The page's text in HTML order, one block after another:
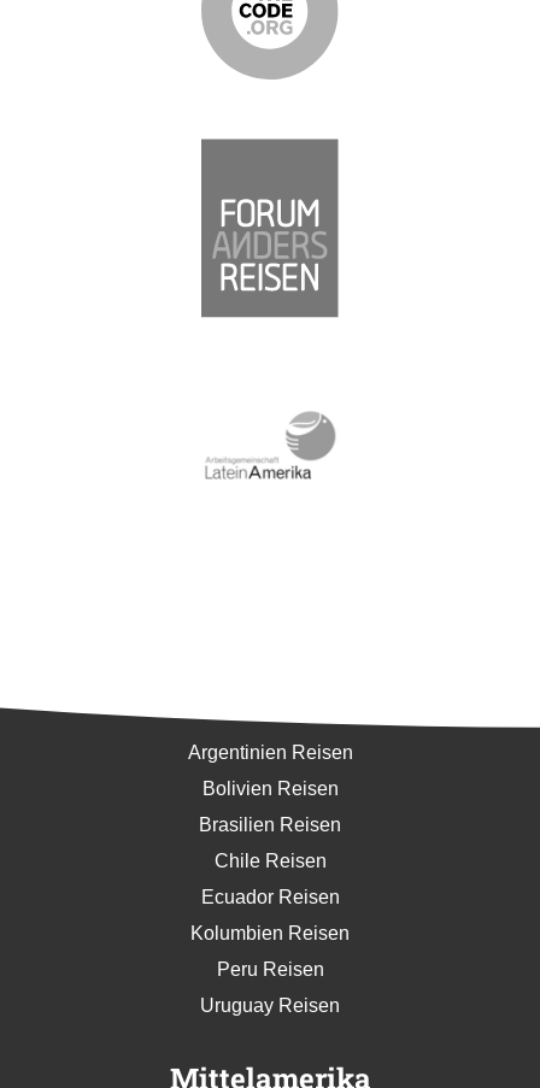
Argentinien Reisen
Bolivien Reisen
Brasilien Reisen
Chile Reisen
Ecuador Reisen
Kolumbien Reisen
Peru Reisen
Uruguay Reisen
Mittelamerika